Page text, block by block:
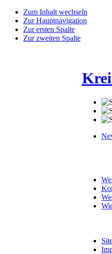
Zum Inhalt wechseln
Zur Hauptnavigation
Zur ersten Spalte
Zur zweiten Spalte